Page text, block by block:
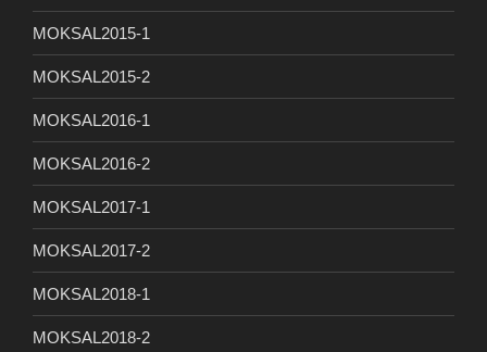
MOKSAL2015-1
MOKSAL2015-2
MOKSAL2016-1
MOKSAL2016-2
MOKSAL2017-1
MOKSAL2017-2
MOKSAL2018-1
MOKSAL2018-2